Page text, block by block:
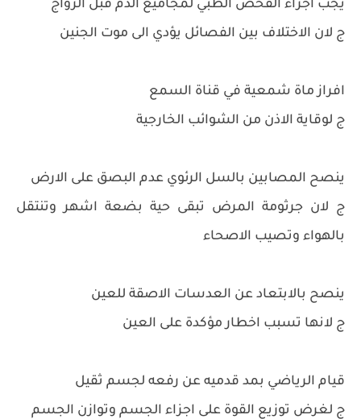
يجب اجراء الفحص الطبي لمجاميع الدم قبل الزواج
ج لان الاختلاف بين الفصائل يؤدي الى موت الجنين
افراز ماة شمعية في قناة السمع
ج لوقاية الاذن من الشوائب الخارجية
ينصح المصابين بالسل الرئوي عدم البصق على الارض
ج لان جرثومة المرض تبقى حية بضعة اشهر وتنتقل
بالهواء وتصيب الاصحاء
ينصح بالابتعاد عن العدسات الاصقة للعين
ج لانها تسبب اخطار مؤكدة على العين
قيام الرياضي بمد قدميه عن رفعه لجسم ثقيل
ج لغرض توزيع القوة على اجزاء الجسم وتوازن الجسم